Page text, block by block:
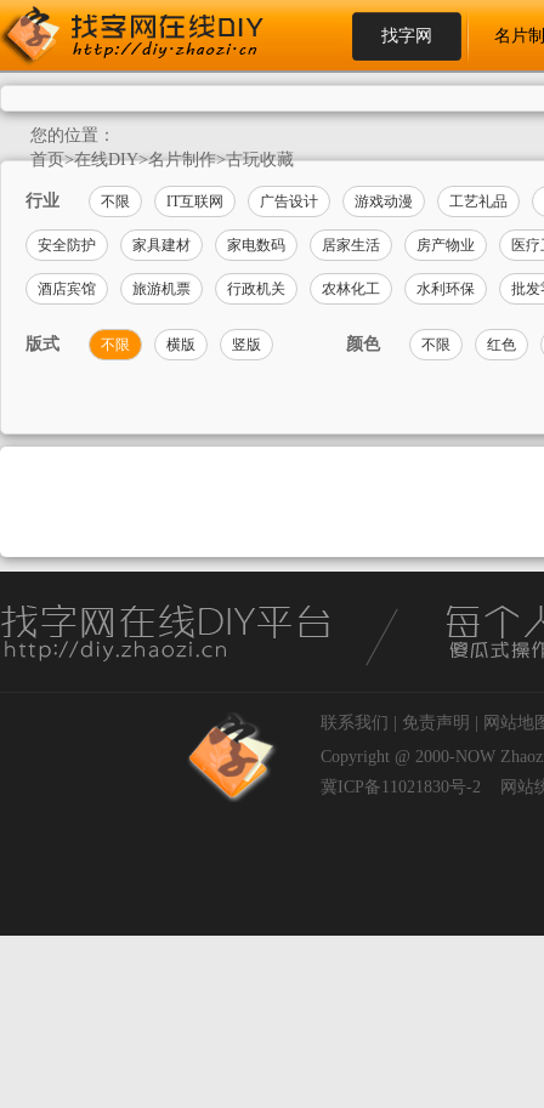
找字网 名片
您的位置：
首页>在线DIY>名片制作>古玩收藏
行业 不限 IT互联网 广告设计 游戏动漫 工艺礼品
安全防护 家具建材 家电数码 居家生活 房产物业 医
酒店宾馆 旅游机票 行政机关 农林化工 水利环保 批发
版式 不限 横版 竖版 颜色 不限 红色
联系我们 免责声明
网站地
Copyright @ 2000-NOW
冀ICP备11021830号-2
网站